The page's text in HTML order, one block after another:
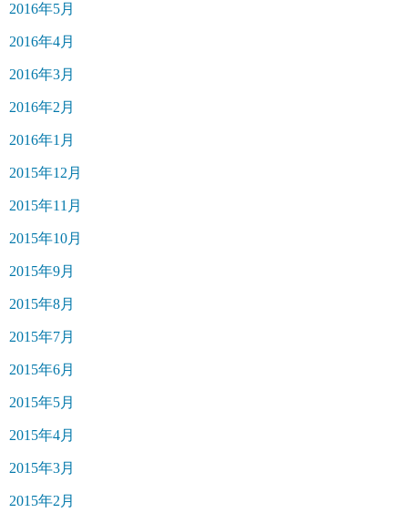
2016年5月
2016年4月
2016年3月
2016年2月
2016年1月
2015年12月
2015年11月
2015年10月
2015年9月
2015年8月
2015年7月
2015年6月
2015年5月
2015年4月
2015年3月
2015年2月